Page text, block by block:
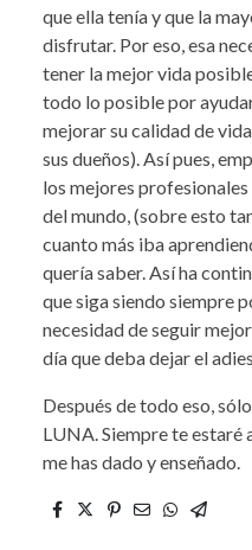
que ella tenía y que la
disfrutar. Por eso, esa
tener la mejor vida
todo lo posible por
mejorar su calidad de
sus dueños). Así pues,
los mejores profesionales
del mundo, (sobre esto
cuanto más iba
quería saber. Así ha
que siga siendo siempre
necesidad de seguir
día que deba dejar el
Después de todo eso,
LUNA. Siempre te
me has dado y enseñado.